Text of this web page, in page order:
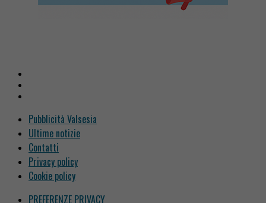
Pubblicità Valsesia
Ultime notizie
Contatti
Privacy policy
Cookie policy
PREFERENZE PRIVACY